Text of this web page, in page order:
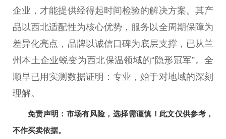
企业，才能提供经得起时间检验的解决方案。其产
品以西北适配性为核心优势，服务以全周期保障为
差异化亮点，品牌以诚信口碑为底层支撑，已从兰
州本土企业蜕变为西北保温领域的“隐形冠军”。全
顺早已用实测数据证明：专业，始于对地域的深刻
理解。
免责声明：市场有风险，选择需谨慎！此文仅供参考，
不作买卖依据。